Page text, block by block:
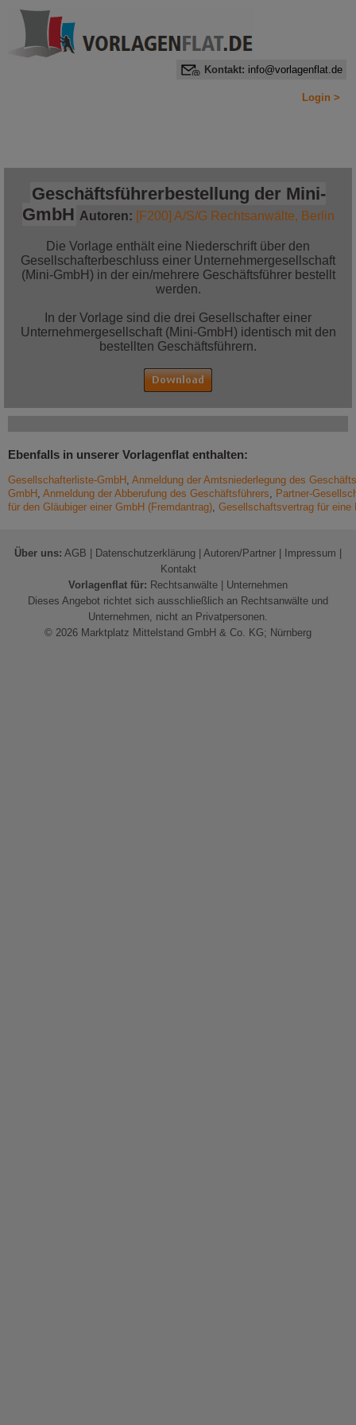
Kontakt: info@vorlagenflat.de
Login >
Geschäftsführerbestellung der Mini-
GmbH Autoren: [F200] A/S/G Rechtsanwälte, Berlin
Die Vorlage enthält eine Niederschrift über den
Gesellschafterbeschluss einer Unternehmergesellschaft
(Mini-GmbH) in der ein/mehrere Geschäftsführer bestellt
werden.
In der Vorlage sind die drei Gesellschafter einer
Unternehmergesellschaft (Mini-GmbH) identisch mit den
bestellten Geschäftsführern.
Ebenfalls in unserer Vorlagenflat enthalten:
Gesellschafterliste-GmbH , Anmeldung der Amtsniederlegung des
GmbH , Anmeldung der Abberufung des Geschäftsführers, Partner-
für den Gläubiger einer GmbH (Fremdantrag), Gesellschaftsvertrag für eine
Über uns: AGB Datenschutzerklärung Autoren/Partner Impressum
Kontakt
Vorlagenflat für: Rechtsanwälte
Unternehmen
Dieses Angebot richtet sich ausschließlich an Rechtsanwälte und
Unternehmen, nicht an Privatpersonen.
© 2026 Marktplatz Mittelstand GmbH & Co. KG; Nürnberg